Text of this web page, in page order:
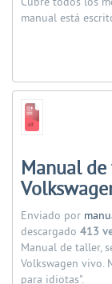
manual está
Manual
Enviado por
descargado 413
Manual de taller,
Volkswagen vivo.
para idiotas".